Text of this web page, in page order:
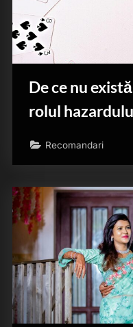
De ce nu
rolul
Recomandari